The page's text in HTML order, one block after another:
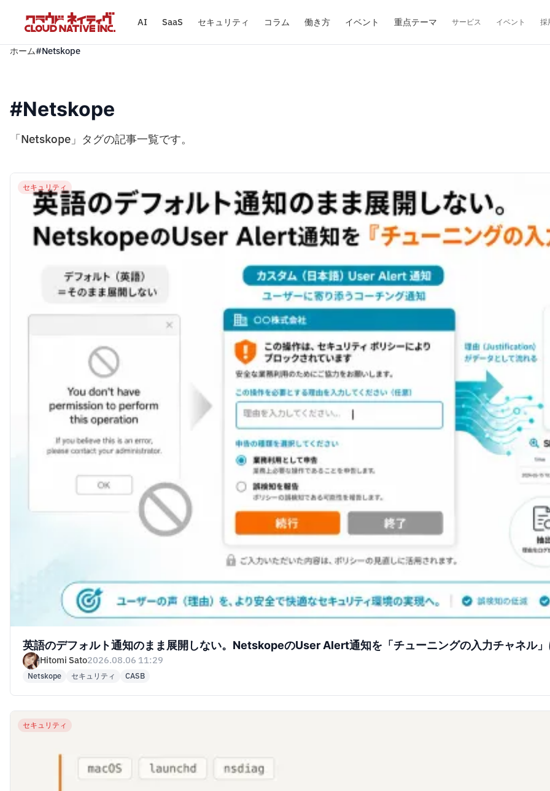
AI SaaS セキュリティ コラム 働き方 イベント 重点テーマ サービス イベント 採
ホーム#Netskope
#Netskope
「Netskope」タグの記事一覧です。
セキュリティ
英語のデフォルト通知のまま展開しない。NetskopeのUser Alert通知を「チューニングの入力チャネル
Hitomi Sato2026.08.06 11:29
Netskope セキュリティ CASB
セキュリティ